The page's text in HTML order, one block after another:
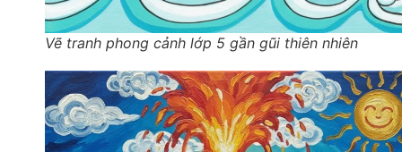
Vẽ tranh phong cảnh lớp 5 gần gũi thiên nhiên